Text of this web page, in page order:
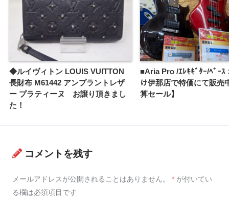
◆ルイヴィトン LOUIS VUITTON
長財布 M61442 アンプラントレザ
ー プラティーヌ お譲り頂きまし
た！
■Aria Pro /ｴﾚｷｷﾞﾀｰ/ﾍﾞｰｽ
け伊那店で特価にて販売
算セール】
コメントを残す
メールアドレスが公開されることはありません。 * が付いてい
る欄は必須項目です